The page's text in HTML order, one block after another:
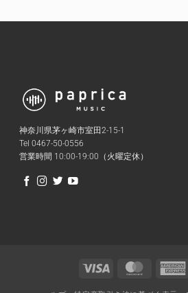
神奈川県茅ヶ崎市室田2-15-1
Tel 0467-50-0556
営業時間 10:00-19:00（火曜定休）
Visa MasterCard